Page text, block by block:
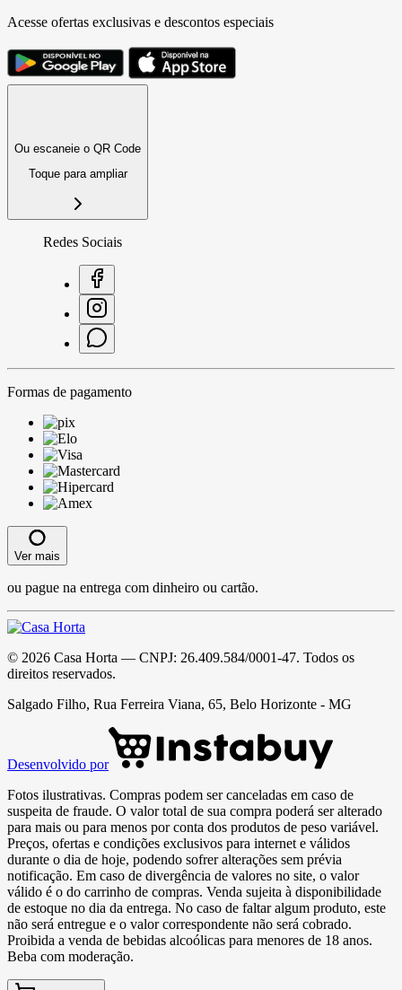
Acesse ofertas exclusivas e descontos especiais
Ou escaneie o QR Code
Toque para ampliar
Redes Sociais
Formas de pagamento
Ver mais
ou pague na entrega com dinheiro ou cartão.
© 2026 Casa Horta — CNPJ: 26.409.584/0001-47. Todos os
direitos reservados.
Salgado Filho, Rua Ferreira Viana, 65, Belo Horizonte - MG
Desenvolvido por
Fotos ilustrativas. Compras podem ser canceladas em caso de
suspeita de fraude. O valor total de sua compra poderá ser alterado
para mais ou para menos por conta dos produtos de peso variável.
Preços, ofertas e condições exclusivos para internet e válidos
durante o dia de hoje, podendo sofrer alterações sem prévia
notificação. Em caso de divergência de valores no site, o valor
válido é o do carrinho de compras. Venda sujeita à disponibilidade
de estoque no dia da entrega. No caso de faltar algum produto, este
não será entregue e o valor correspondente não será cobrado.
Proibida a venda de bebidas alcoólicas para menores de 18 anos.
Beba com moderação.